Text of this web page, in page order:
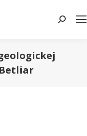
Search: